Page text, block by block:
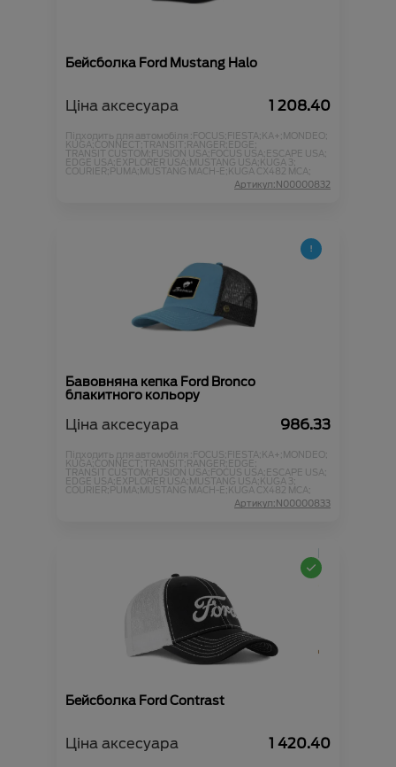
Бейсболка Ford Mustang Halo
Ціна аксесуара 1 208.40
Підходить для автомобіля :FOCUS;FIESTA;KA+;MONDEO;
KUGA;CONNECT;TRANSIT;RANGER;EDGE;
TRANSIT CUSTOM;FUSION USA;FOCUS USA;ESCAPE USA;
EDGE USA;EXPLORER USA;MUSTANG USA;KUGA 3;
COURIER;PUMA;MUSTANG MACH-E;KUGA CX482 MCA;
Артикул:N00000832
Бавовняна кепка Ford Bronco
блакитного кольору
Ціна аксесуара 986.33
Підходить для автомобіля :FOCUS;FIESTA;KA+;MONDEO;
KUGA;CONNECT;TRANSIT;RANGER;EDGE;
TRANSIT CUSTOM;FUSION USA;FOCUS USA;ESCAPE USA;
EDGE USA;EXPLORER USA;MUSTANG USA;KUGA 3;
COURIER;PUMA;MUSTANG MACH-E;KUGA CX482 MCA;
Артикул:N00000833
Бейсболка Ford Contrast
Ціна аксесуара 1 420.40